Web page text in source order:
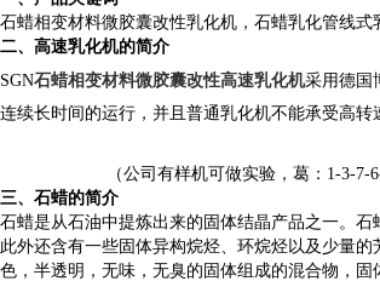
石蜡相变材料微胶囊改性乳化机，石蜡乳化管线
二、高速乳化机的简介
SGN石蜡相变材料微胶囊改性高速乳化机采用德国
连续长时间的运行，并且普通乳化机不能承受高转
（公司有样机可做实验，葛：1-3-7-6-1-
三、石蜡的简介
石蜡是从石油中提炼出来的固体结晶产品之一。
此外还含有一些固体异构烷烃、环烷烃以及少量
色，半透明，无味，无臭的固体组成的混合物，